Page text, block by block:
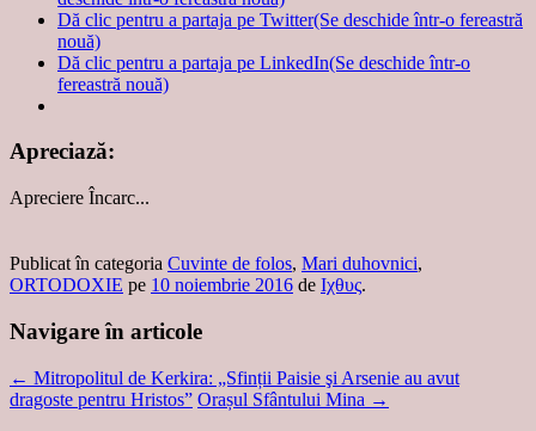
Dă clic pentru a partaja pe Twitter(Se deschide într-o fereastră
nouă)
Dă clic pentru a partaja pe LinkedIn(Se deschide într-o
fereastră nouă)
Apreciază:
Apreciere Încarc...
Publicat în categoria Cuvinte de folos, Mari duhovnici,
ORTODOXIE pe 10 noiembrie 2016 de Ιχθυς.
Navigare în articole
← Mitropolitul de Kerkira: „Sfinții Paisie şi Arsenie au avut
dragoste pentru Hristos” Orașul Sfântului Mina →